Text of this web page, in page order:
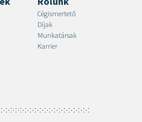
Cégismertető
Díjak
Munkatársak
Karrier